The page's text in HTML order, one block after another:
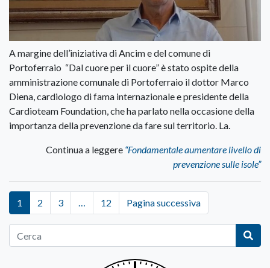
A margine dell’iniziativa di Ancim e del comune di
Portoferraio “Dal cuore per il cuore” è stato ospite della
amministrazione comunale di Portoferraio il dottor Marco
Diena, cardiologo di fama internazionale e presidente della
Cardioteam Foundation, che ha parlato nella occasione della
importanza della prevenzione da fare sul territorio. La.
Continua a leggere “Fondamentale aumentare livello di
prevenzione sulle isole”
1 2 3 … 12 Pagina successiva